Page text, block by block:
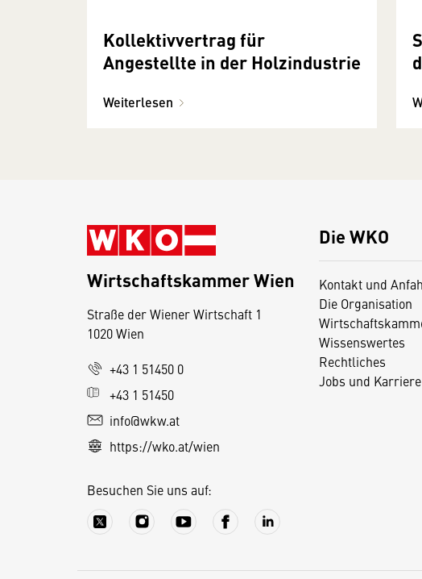
Kollektivvertrag für
Angestellte in der Holzindustrie
Weiterlesen
Die WKO
Kontakt und
Die Organisation
Wissenswertes
Rechtliches
Jobs und Karriere
Wirtschaftskammer Wien
Straße der Wiener Wirtschaft 1
1020 Wien
+43 1 51450 0
+43 1 51450
info@wkw.at
https://wko.at/wien
Besuchen Sie uns auf: